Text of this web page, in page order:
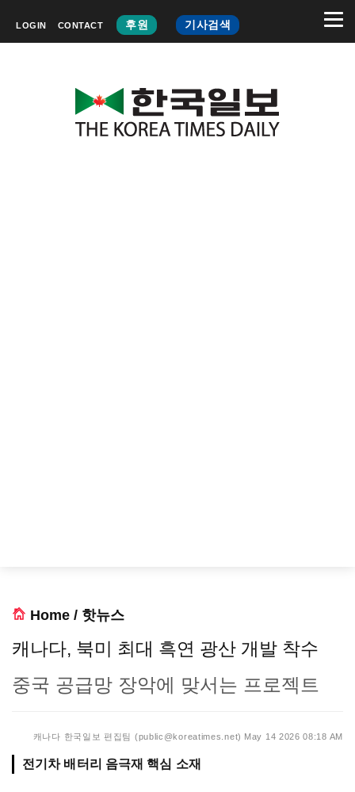
LOGIN CONTACT 후원 기사검색
Home / 핫뉴스
캐나다, 북미 최대 흑연 광산 개발 착수
중국 공급망 장악에 맞서는 프로젝트
캐나다 한국일보 편집팀 (public@koreatimes.net) May 14 2026 08:18 AM
전기차 배터리 음극재 핵심 소재